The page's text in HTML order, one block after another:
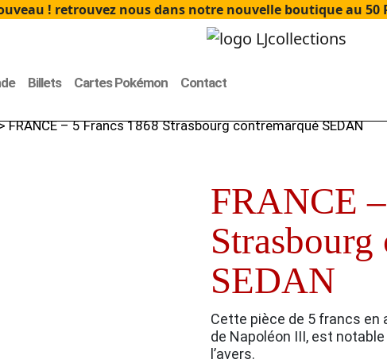
! retrouvez nous dans notre nouvelle boutique au 50
Billets Cartes Pokémon Contact
FRANCE – 5 Francs 1868 Strasbourg contremarqué SEDAN
FRANCE
SEDAN
Cette pièce de 5 francs en
de Napoléon III, est
l’avers.